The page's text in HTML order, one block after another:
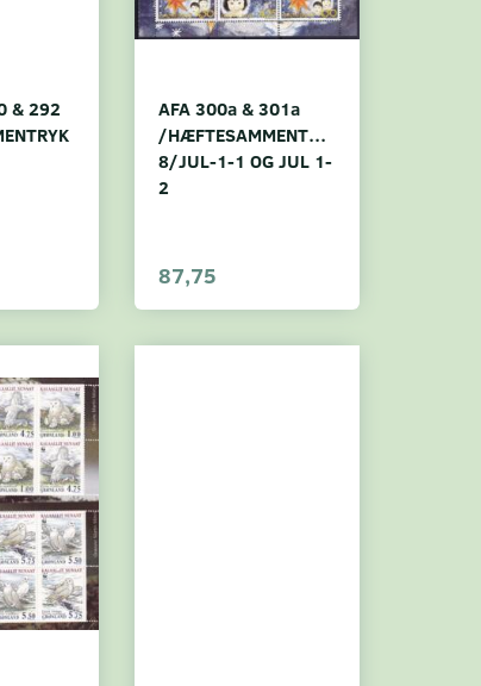
& 292
AFA 300a & 301a
/HÆFTESAMMENTRYK
8/JUL-1-1 OG JUL 1-
2
87,75